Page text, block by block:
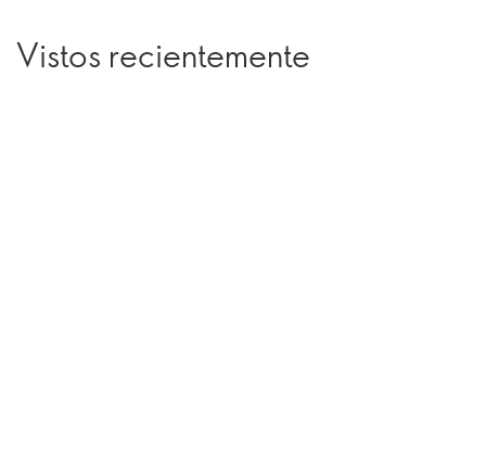
Vistos recientemente